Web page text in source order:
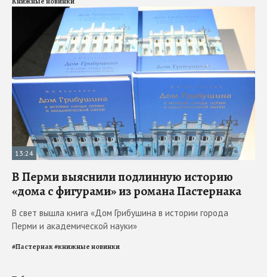
13:24
В Перми выяснили подлинную историю
«дома с фигурами» из романа Пастернака
В свет вышла книга «Дом Грибушина в истории города
Перми и академической науки»
#Пастернак#книжные новинки